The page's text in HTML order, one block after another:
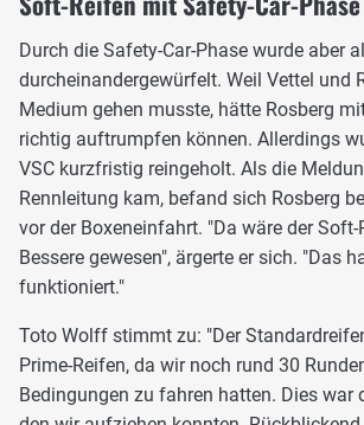
Durch die Safety-Car-Phase wurde aber
durcheinandergewürfelt. Weil Vettel und
Medium gehen musste, hätte Rosberg
richtig auftrumpfen können. Allerdings
VSC kurzfristig reingeholt. Als die
Rennleitung kam, befand sich Rosberg
vor der Boxeneinfahrt. "Da wäre der Soft-
Bessere gewesen", ärgerte er sich. "Das
funktioniert."
Toto Wolff stimmt zu: "Der
Prime-Reifen, da wir noch rund 30
Bedingungen zu fahren hatten. Dies war